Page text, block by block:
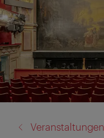
zu:
Veranstaltungen